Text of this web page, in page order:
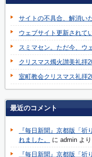
サイトの不具合、解消い
ウェブサイト更新されて
スミマセン。ただ今、ウ
クリスマス燭火讃美礼拝
室町教会クリスマス礼拝
最近のコメント
『毎日新聞』京都版「
れました。
に admin より
『毎日新聞』京都版「